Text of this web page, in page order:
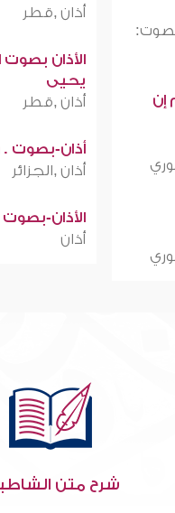
إن
أذان ,قطر
الأذان بصوت
يحيى
أذان ,قطر
أذان-بصوت .
أذان ,الجزائر
الأذان-
أذان
شرح متن